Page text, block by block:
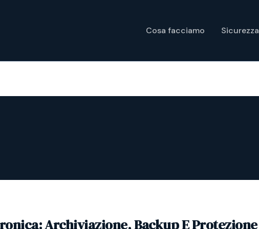
Cosa facciamo Sicurezza
Archiviazione, Backup E Protezione